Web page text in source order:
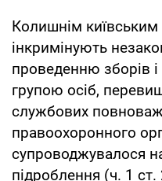
Колишнім
інкримінують
проведенню зборів і
групою осіб,
службових
правоохоронного
супроводжувалося
підроблення (ч. 1